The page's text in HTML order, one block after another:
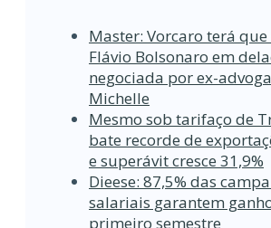
Master: Vorcaro terá
Flávio Bolsonaro em
negociada por ex-
Michelle
Mesmo sob tarifaço de
bate recorde de
e superávit cresce 31,9%
Dieese: 87,5% das
salariais garantem
primeiro semestre